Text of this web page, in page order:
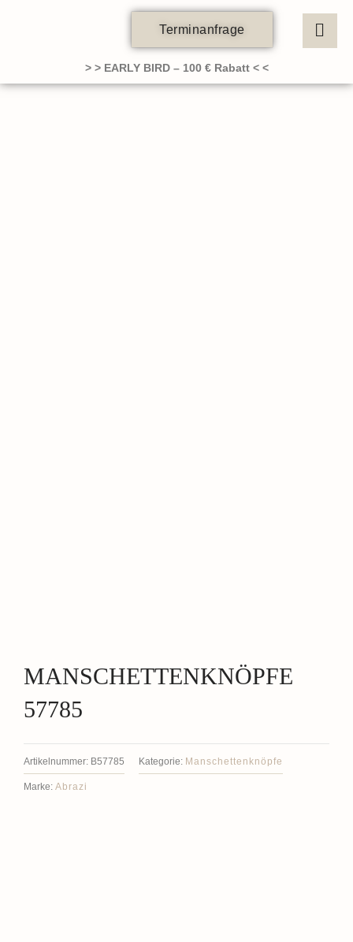
Terminanfrage
> > EARLY BIRD – 100 € Rabatt < <
MANSCHETTENKNÖPFE
57785
Artikelnummer: B57785 Kategorie: Manschettenknöpfe
Marke: Abrazi